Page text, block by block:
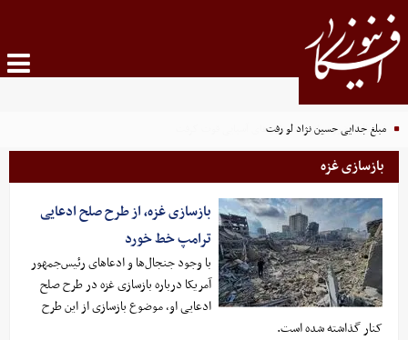
مبلغ جدایی حسین نژاد لو رفت
بازسازی غزه
بازسازی غزه، از طرح صلح ادعایی
ترامپ خط خورد
با وجود جنجال‌ها و ادعاهای رئیس‌جمهور
آمریکا درباره بازسازی غزه در طرح صلح
ادعایی او، موضوع بازسازی از این طرح
کنار گذاشته شده است.